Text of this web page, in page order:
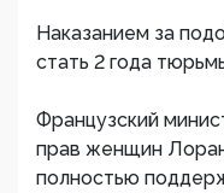
Наказанием за
стать 2 года
Французский
прав женщин
полностью